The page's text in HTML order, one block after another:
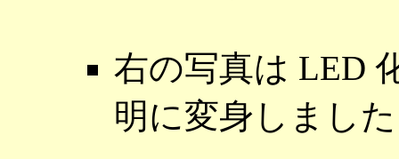
右の写真は LED
明に変身しまし